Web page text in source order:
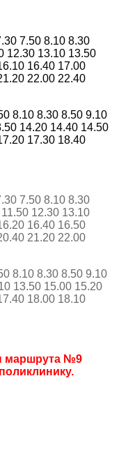
7.50 8.10 8.30
12.30 13.10 13.50
16.40 17.00
22.00 22.40
8.10 8.30 8.50 9.10
14.20 14.40 14.50
17.30 18.40
7.50 8.10 8.30
12.30 13.10
16.40 16.50
21.20 22.00
8.10 8.30 8.50 9.10
13.50 15.00 15.20
18.00 18.10
маршрута №9